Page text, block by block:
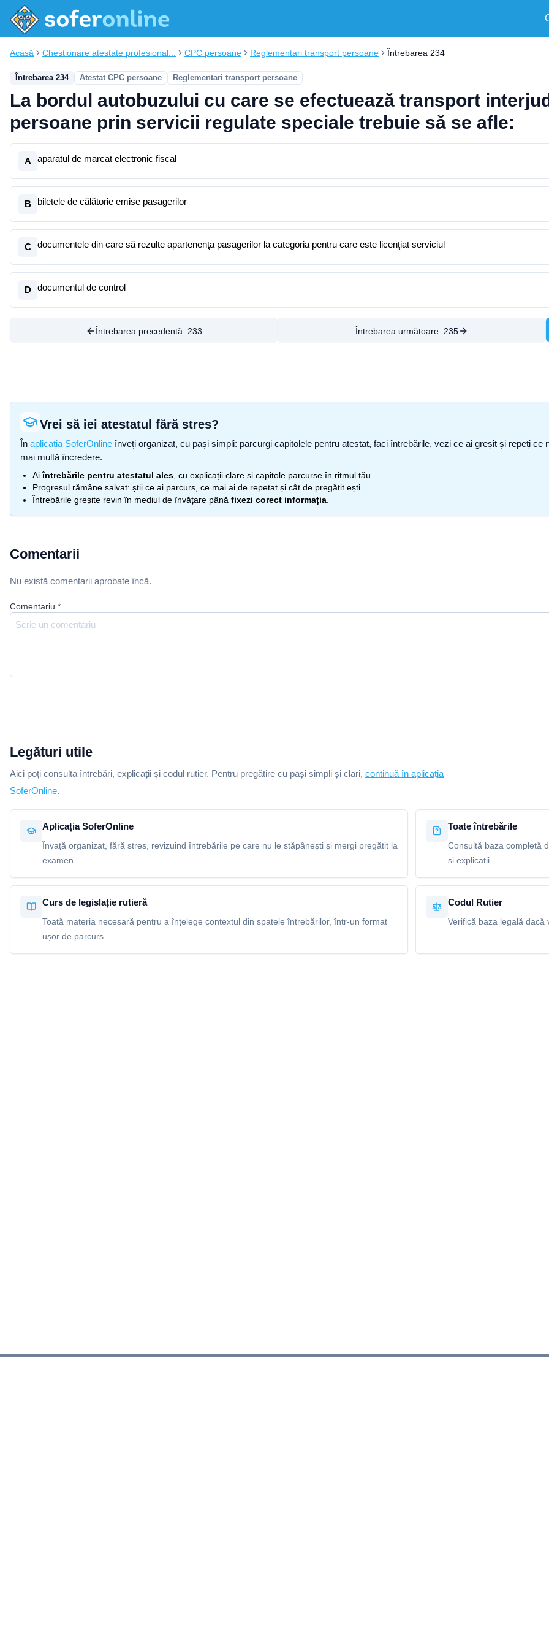
Acasă Chestionare atestate profesional... CPC persoane Reglementari transport persoane Întrebarea 234
Întrebarea 234 Atestat CPC persoane Reglementari transport persoane
La bordul autobuzului cu care se efectuează transport
persoane prin servicii regulate speciale trebuie să se afle:
A aparatul de marcat electronic fiscal
B biletele de călătorie emise pasagerilor
C documentele din care să rezulte apartenenţa pasagerilor la categoria pentru care este licenţiat serviciul
D documentul de control
Întrebarea precedentă: 233 Întrebarea următoare: 235
Vrei să iei atestatul fără stres?
În aplicația SoferOnline înveți organizat, cu pași simpli: parcurgi capitolele pentru atestat, faci întrebările, vezi ce ai greșit și repeți
mai multă încredere.
Aiîntrebările pentru atestatul ales , cu explicații clare și capitole parcurse în ritmul tău.
Progresul rămâne salvat: știi ce ai parcurs, ce mai ai de repetat și cât de pregătit ești.
Întrebările greșite revin în mediul de învățare până fixezi corect informația
Comentarii
Nu există comentarii aprobate încă.
Comentariu *
Legături utile
Aici poți consulta întrebări, explicații și codul rutier. Pentru pregătire cu pași simpli și clari, continuă în aplicația
SoferOnline.
Aplicația SoferOnline
Învață organizat, fără stres, revizuind întrebările pe care nu le stăpânești și mergi pregătit la
examen.
Toate întrebările
Consultă baza completă
și explicații.
Curs de legislație rutieră
Toată materia necesară pentru a înțelege contextul din spatele întrebărilor, într-un format
ușor de parcurs.
Codul Rutier
Verifică baza legală dacă